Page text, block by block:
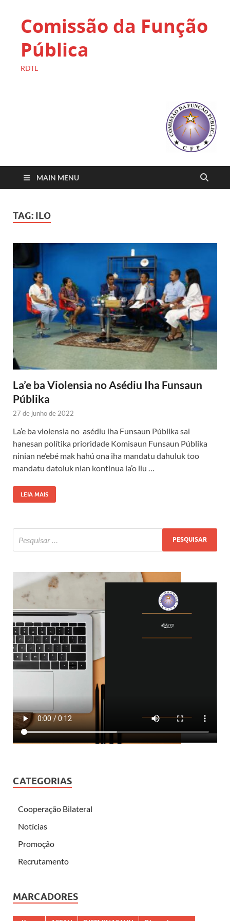
Comissão da Função
Pública
RDTL
MAIN MENU
TAG: ILO
La’e ba Violensia no Asédiu Iha Funsaun
Públika
27 de junho de 2022
La’e ba violensia no asédiu iha Funsaun Públika sai
hanesan polítika prioridade Komisaun Funsaun Públika
ninian ne’ebé mak hahú ona iha mandatu dahuluk too
mandatu datoluk nian kontinua la’o liu …
LEIA MAIS
CATEGORIAS
Cooperação Bilateral
Notícias
Promoção
Recrutamento
MARCADORES